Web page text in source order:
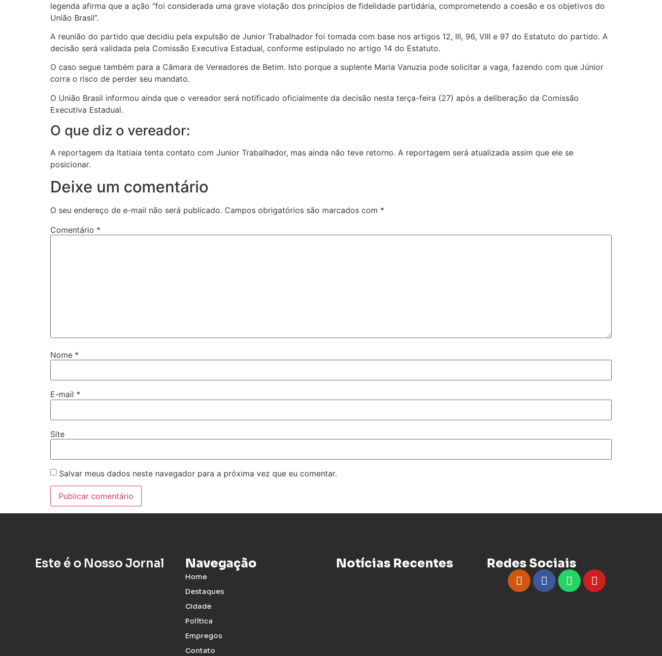
legenda afirma que a ação “foi considerada uma grave violação dos princípios de fidelidade partidária, comprometendo a coesão e os objetivos do
União Brasil”.
A reunião do partido que decidiu pela expulsão de Junior Trabalhador foi tomada com base nos artigos 12, III, 96, VIII e 97 do Estatuto do partido. A
decisão será validada pela Comissão Executiva Estadual, conforme estipulado no artigo 14 do Estatuto.
O caso segue também para a Câmara de Vereadores de Betim. Isto porque a suplente Maria Vanuzia pode solicitar a vaga, fazendo com que Júnior
corra o risco de perder seu mandato.
O União Brasil informou ainda que o vereador será notificado oficialmente da decisão nesta terça-feira (27) após a deliberação da Comissão
Executiva Estadual.
O que diz o vereador:
A reportagem da Itatiaia tenta contato com Junior Trabalhador, mas ainda não teve retorno. A reportagem será atualizada assim que ele se
posicionar.
Deixe um comentário
O seu endereço de e-mail não será publicado. Campos obrigatórios são marcados com *
Comentário *
Nome *
E-mail *
Site
Salvar meus dados neste navegador para a próxima vez que eu comentar.
Este é o Nosso Jornal Navegação
Home
Destaques
Cidade
Política
Empregos
Contato
Notícias Recentes Redes Sociais